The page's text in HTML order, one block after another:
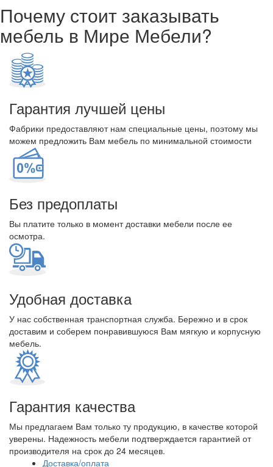
Почему стоит заказывать
мебель в Мире Мебели?
Гарантия лучшей цены
Фабрики предоставляют нам специальные цены, поэтому мы
можем предложить Вам мебель по минимальной стоимости
Без предоплаты
Вы платите только в момент доставки мебели после ее
осмотра.
Удобная доставка
У нас собственная транспортная служба. Бережно и в срок
доставим и соберем понравившуюся Вам мягкую и корпусную
мебель.
Гарантия качества
Мы предлагаем Вам только ту продукцию, в качестве которой
уверены. Надежность мебели подтверждается гарантией от
производителя на срок до 24 месяцев.
Доставка/оплата